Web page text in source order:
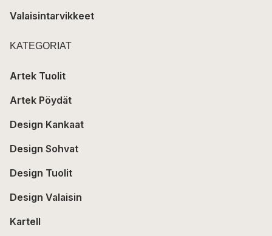
Valaisintarvikkeet
KATEGORIAT
Artek Tuolit
Artek Pöydät
Design Kankaat
Design Sohvat
Design Tuolit
Design Valaisin
Kartell